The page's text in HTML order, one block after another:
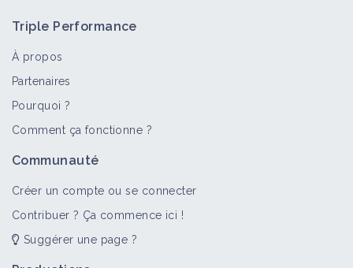
Triple Performance
À propos
Partenaires
Pourquoi ?
Comment ça fonctionne ?
Communauté
Créer un compte ou se connecter
Contribuer ? Ça commence ici !
Suggérer une page ?